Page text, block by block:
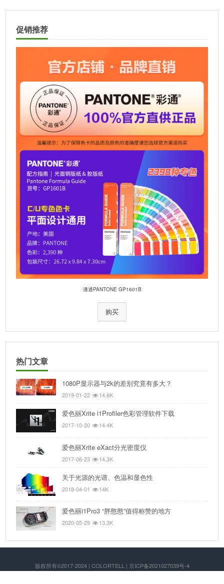
促销推荐
潘通PANTONE GP1601B
购买
热门文章
1080P显示器与2k的差别究竟有多大？
2019-01-22 14.6K
爱色丽Xrite i1Profiler色彩管理软件下载
2017-10-20 14.4K
爱色丽Xrite eXact分光密度仪
2017-06-23 14.3K
关于光源的光谱、色温和显色性
2018-04-01 14K
爱色丽i1Pro3 “胖憨憨”值得称赞的地方
2020-05-29 13.3K
版权所有©2017-2024 | COLORTELL | 京ICP备2021027039号-4